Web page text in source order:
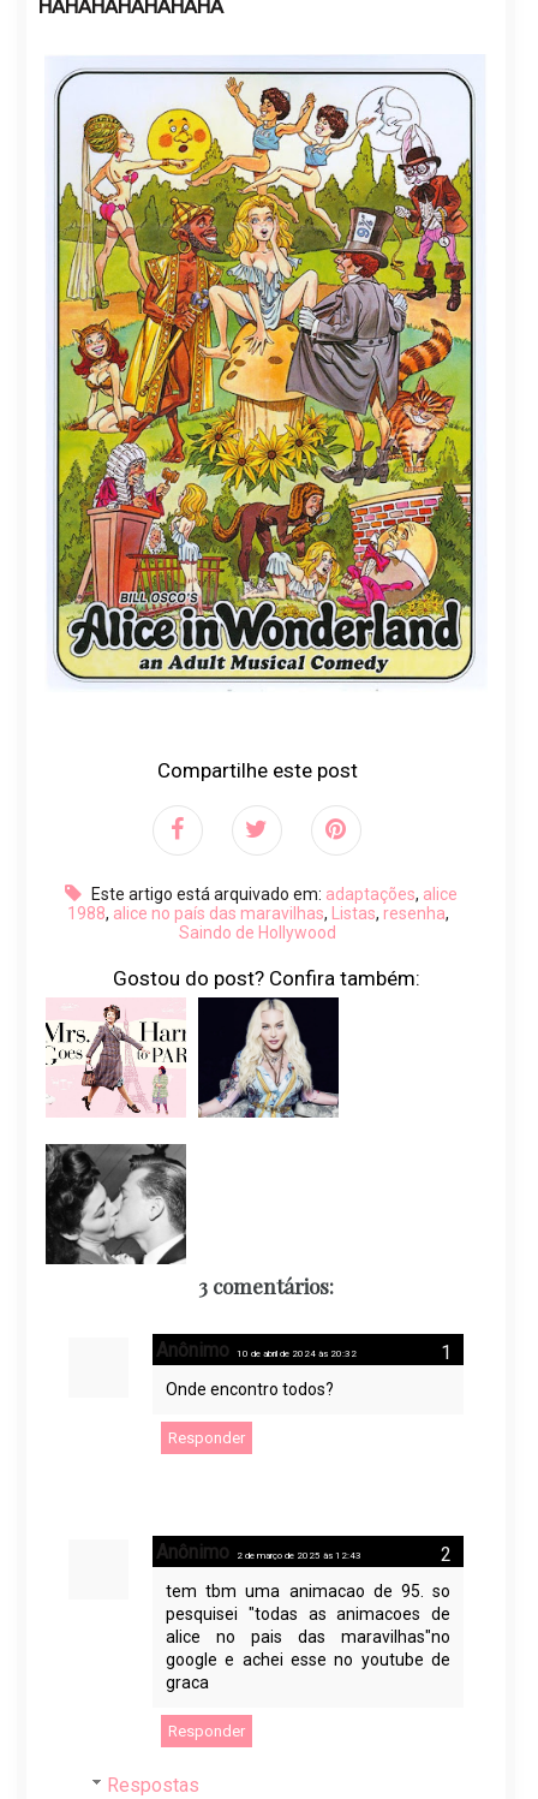
HAHAHAHAHAHAHA
Compartilhe este post
Este artigo está arquivado em: adaptações, alice
1988, alice no país das maravilhas, Listas, resenha,
Saindo de Hollywood
Gostou do post? Confira também:
3 comentários:
Anônimo 10 de abril de 2024 às 20:32
Onde encontro todos?
Responder
Anônimo 2 de março de 2025 às 12:43
tem tbm uma animacao de 95. so
pesquisei "todas as animacoes de
alice no pais das maravilhas"no
google e achei esse no youtube de
graca
Responder
Respostas